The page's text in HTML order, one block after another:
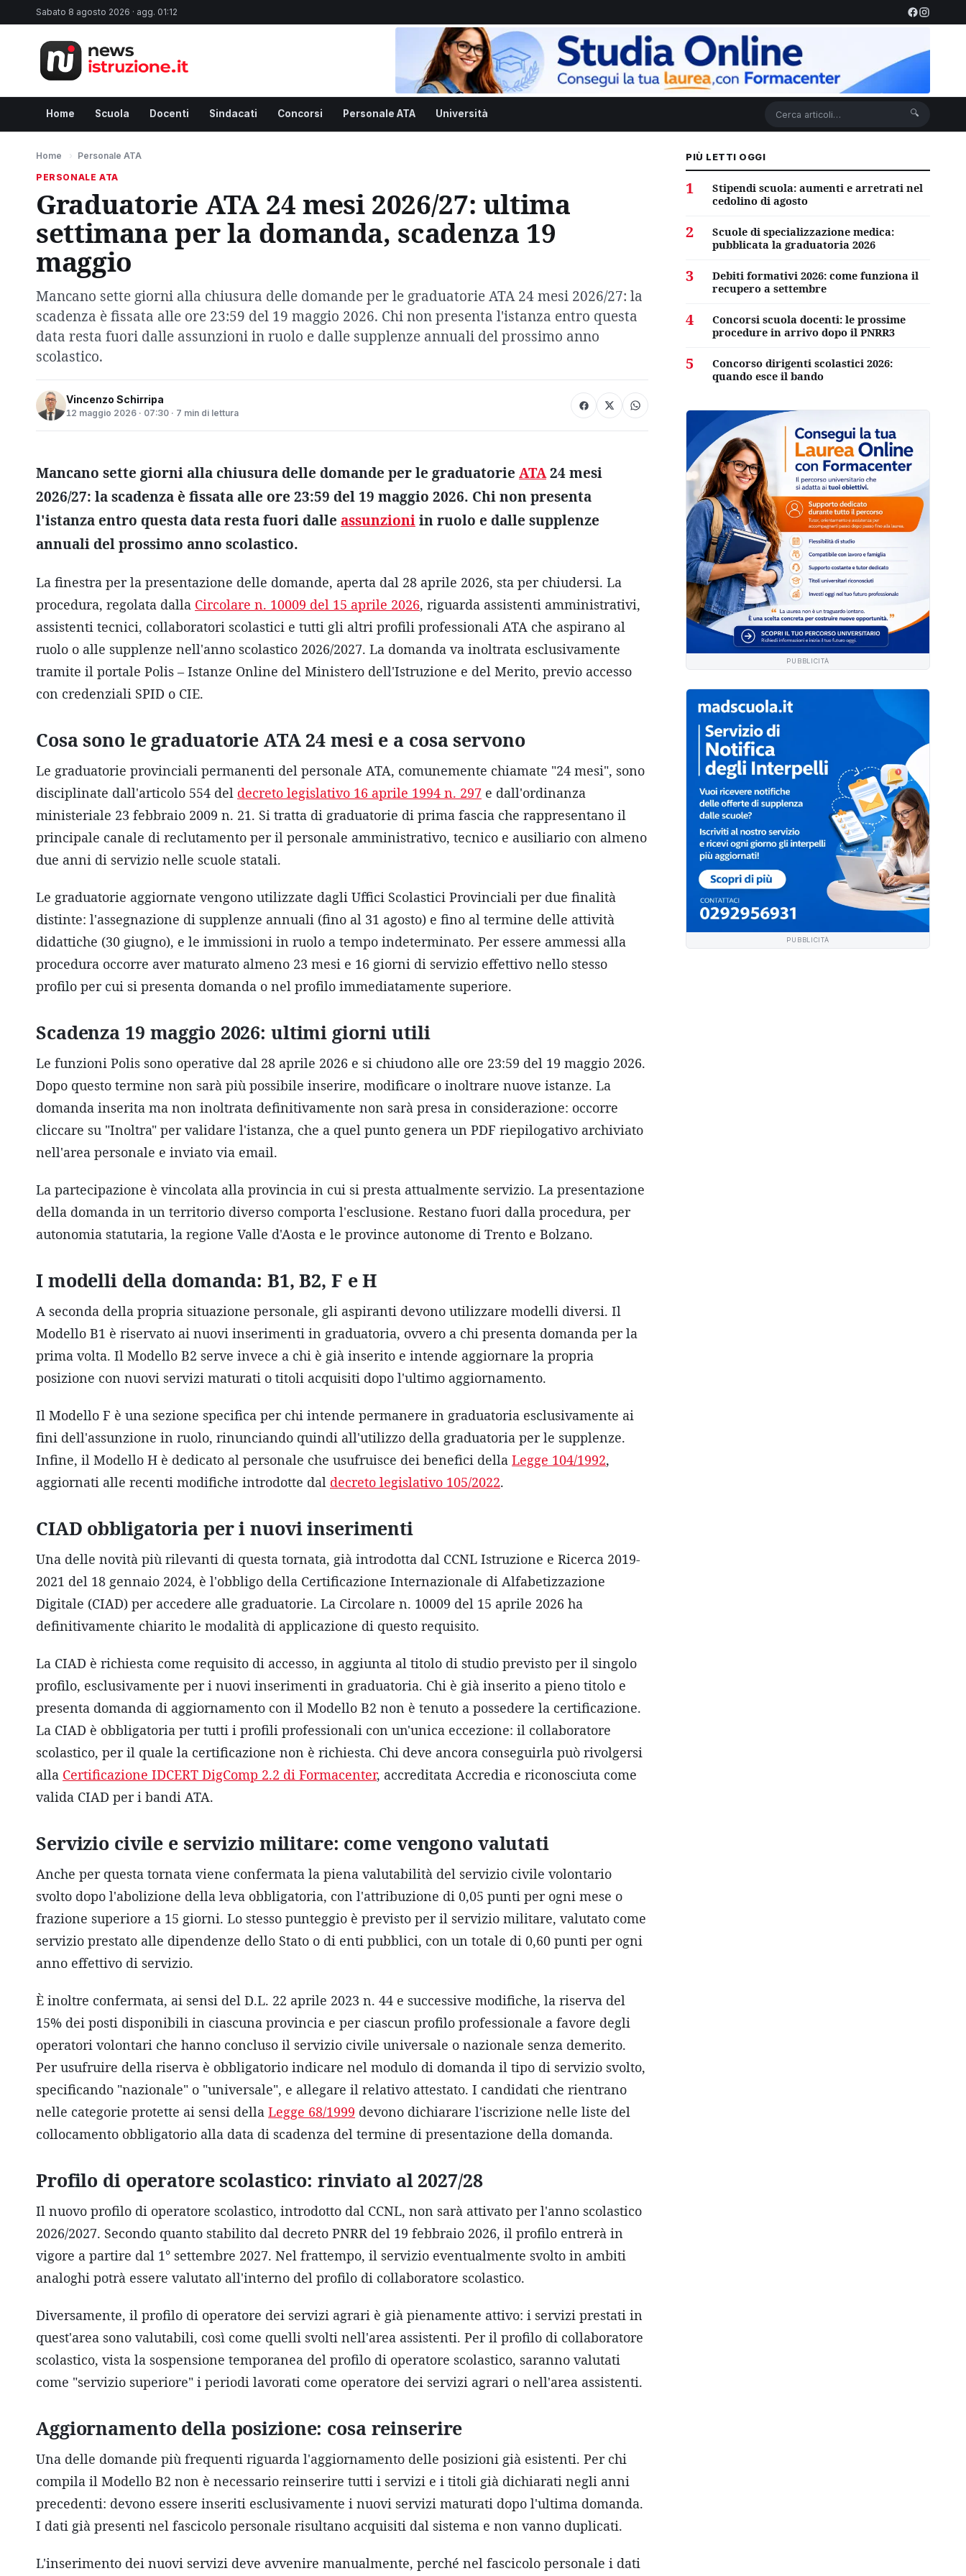
Sabato 8 agosto 2026 · agg. 01:12
Home Scuola Docenti Sindacati Concorsi Personale ATA Università 🔍
Home › Personale ATA
PERSONALE ATA
Graduatorie ATA 24 mesi 2026/27: ultima
settimana per la domanda, scadenza 19
maggio
Mancano sette giorni alla chiusura delle domande per le graduatorie ATA 24 mesi 2026/27: la
scadenza è fissata alle ore 23:59 del 19 maggio 2026. Chi non presenta l'istanza entro questa
data resta fuori dalle assunzioni in ruolo e dalle supplenze annuali del prossimo anno
scolastico.
Vincenzo Schirripa
12 maggio 2026 · 07:30 · 7 min di lettura
Mancano sette giorni alla chiusura delle domande per le graduatorie ATA24 mesi
2026/27: la scadenza è fissata alle ore 23:59 del 19 maggio 2026. Chi non presenta
l'istanza entro questa data resta fuori dalle assunzioniin ruolo e dalle supplenze
annuali del prossimo anno scolastico.
La finestra per la presentazione delle domande, aperta dal 28 aprile 2026, sta per chiudersi. La
procedura, regolata dalla Circolare n. 10009 del 15 aprile 2026, riguarda assistenti amministrativi,
assistenti tecnici, collaboratori scolastici e tutti gli altri profili professionali ATA che aspirano al
ruolo o alle supplenze nell'anno scolastico 2026/2027. La domanda va inoltrata esclusivamente
tramite il portale Polis – Istanze Online del Ministero dell'Istruzione e del Merito, previo accesso
con credenziali SPID o CIE.
Cosa sono le graduatorie ATA 24 mesi e a cosa servono
Le graduatorie provinciali permanenti del personale ATA, comunemente chiamate "24 mesi", sono
disciplinate dall'articolo 554 del decreto legislativo 16 aprile 1994 n. 297 e dall'ordinanza
ministeriale 23 febbraio 2009 n. 21. Si tratta di graduatorie di prima fascia che rappresentano il
principale canale di reclutamento per il personale amministrativo, tecnico e ausiliario con almeno
due anni di servizio nelle scuole statali.
Le graduatorie aggiornate vengono utilizzate dagli Uffici Scolastici Provinciali per due finalità
distinte: l'assegnazione di supplenze annuali (fino al 31 agosto) e fino al termine delle attività
didattiche (30 giugno), e le immissioni in ruolo a tempo indeterminato. Per essere ammessi alla
procedura occorre aver maturato almeno 23 mesi e 16 giorni di servizio effettivo nello stesso
profilo per cui si presenta domanda o nel profilo immediatamente superiore.
Scadenza 19 maggio 2026: ultimi giorni utili
Le funzioni Polis sono operative dal 28 aprile 2026 e si chiudono alle ore 23:59 del 19 maggio 2026.
Dopo questo termine non sarà più possibile inserire, modificare o inoltrare nuove istanze. La
domanda inserita ma non inoltrata definitivamente non sarà presa in considerazione: occorre
cliccare su "Inoltra" per validare l'istanza, che a quel punto genera un PDF riepilogativo archiviato
nell'area personale e inviato via email.
La partecipazione è vincolata alla provincia in cui si presta attualmente servizio. La presentazione
della domanda in un territorio diverso comporta l'esclusione. Restano fuori dalla procedura, per
autonomia statutaria, la regione Valle d'Aosta e le province autonome di Trento e Bolzano.
I modelli della domanda: B1, B2, F e H
A seconda della propria situazione personale, gli aspiranti devono utilizzare modelli diversi. Il
Modello B1 è riservato ai nuovi inserimenti in graduatoria, ovvero a chi presenta domanda per la
prima volta. Il Modello B2 serve invece a chi è già inserito e intende aggiornare la propria
posizione con nuovi servizi maturati o titoli acquisiti dopo l'ultimo aggiornamento.
Il Modello F è una sezione specifica per chi intende permanere in graduatoria esclusivamente ai
fini dell'assunzione in ruolo, rinunciando quindi all'utilizzo della graduatoria per le supplenze.
Infine, il Modello H è dedicato al personale che usufruisce dei benefici della Legge 104/1992,
aggiornati alle recenti modifiche introdotte dal decreto legislativo 105/2022.
CIAD obbligatoria per i nuovi inserimenti
Una delle novità più rilevanti di questa tornata, già introdotta dal CCNL Istruzione e Ricerca 2019-
2021 del 18 gennaio 2024, è l'obbligo della Certificazione Internazionale di Alfabetizzazione
Digitale (CIAD) per accedere alle graduatorie. La Circolare n. 10009 del 15 aprile 2026 ha
definitivamente chiarito le modalità di applicazione di questo requisito.
La CIAD è richiesta come requisito di accesso, in aggiunta al titolo di studio previsto per il singolo
profilo, esclusivamente per i nuovi inserimenti in graduatoria. Chi è già inserito a pieno titolo e
presenta domanda di aggiornamento con il Modello B2 non è tenuto a possedere la certificazione.
La CIAD è obbligatoria per tutti i profili professionali con un'unica eccezione: il collaboratore
scolastico, per il quale la certificazione non è richiesta. Chi deve ancora conseguirla può rivolgersi
alla Certificazione IDCERT DigComp 2.2 di Formacenter, accreditata Accredia e riconosciuta come
valida CIAD per i bandi ATA.
Servizio civile e servizio militare: come vengono valutati
Anche per questa tornata viene confermata la piena valutabilità del servizio civile volontario
svolto dopo l'abolizione della leva obbligatoria, con l'attribuzione di 0,05 punti per ogni mese o
frazione superiore a 15 giorni. Lo stesso punteggio è previsto per il servizio militare, valutato come
servizio prestato alle dipendenze dello Stato o di enti pubblici, con un totale di 0,60 punti per ogni
anno effettivo di servizio.
È inoltre confermata, ai sensi del D.L. 22 aprile 2023 n. 44 e successive modifiche, la riserva del
15% dei posti disponibili in ciascuna provincia e per ciascun profilo professionale a favore degli
operatori volontari che hanno concluso il servizio civile universale o nazionale senza demerito.
Per usufruire della riserva è obbligatorio indicare nel modulo di domanda il tipo di servizio svolto,
specificando "nazionale" o "universale", e allegare il relativo attestato. I candidati che rientrano
nelle categorie protette ai sensi della Legge 68/1999 devono dichiarare l'iscrizione nelle liste del
collocamento obbligatorio alla data di scadenza del termine di presentazione della domanda.
Profilo di operatore scolastico: rinviato al 2027/28
Il nuovo profilo di operatore scolastico, introdotto dal CCNL, non sarà attivato per l'anno scolastico
2026/2027. Secondo quanto stabilito dal decreto PNRR del 19 febbraio 2026, il profilo entrerà in
vigore a partire dal 1° settembre 2027. Nel frattempo, il servizio eventualmente svolto in ambiti
analoghi potrà essere valutato all'interno del profilo di collaboratore scolastico.
Diversamente, il profilo di operatore dei servizi agrari è già pienamente attivo: i servizi prestati in
quest'area sono valutabili, così come quelli svolti nell'area assistenti. Per il profilo di collaboratore
scolastico, vista la sospensione temporanea del profilo di operatore scolastico, saranno valutati
come "servizio superiore" i periodi lavorati come operatore dei servizi agrari o nell'area assistenti.
Aggiornamento della posizione: cosa reinserire
Una delle domande più frequenti riguarda l'aggiornamento delle posizioni già esistenti. Per chi
compila il Modello B2 non è necessario reinserire tutti i servizi e i titoli già dichiarati negli anni
precedenti: devono essere inseriti esclusivamente i nuovi servizi maturati dopo l'ultima domanda.
I dati già presenti nel fascicolo personale risultano acquisiti dal sistema e non vanno duplicati.
L'inserimento dei nuovi servizi deve avvenire manualmente, perché nel fascicolo personale i dati
PIÙ LETTI OGGI
1
Stipendi scuola: aumenti e arretrati nel
cedolino di agosto
2
Scuole di specializzazione medica:
pubblicata la graduatoria 2026
3
Debiti formativi 2026: come funziona il
recupero a settembre
4
Concorsi scuola docenti: le prossime
procedure in arrivo dopo il PNRR3
5
Concorso dirigenti scolastici 2026:
quando esce il bando
PUBBLICITÀ
PUBBLICITÀ